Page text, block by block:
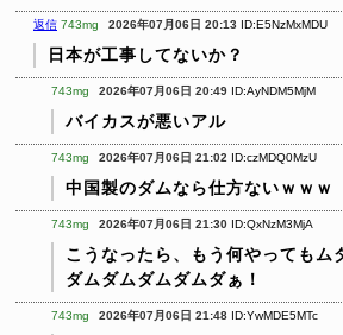
返信 743mg 2026年07月06日 20:13 ID:E5NzMxMDU
日本が工事してないか？
743mg 2026年07月06日 20:49 ID:AyNDM5MjM
バイカスが悪いアル
743mg 2026年07月06日 21:02 ID:czMDQ0MzU
中国製のダムなら仕方ないｗｗｗ
743mg 2026年07月06日 21:30 ID:QxNzM3MjA
こうなったら、もう何やってもム
ダムダムダムダムダぁ！
743mg 2026年07月06日 21:48 ID:YwMDE5MTc